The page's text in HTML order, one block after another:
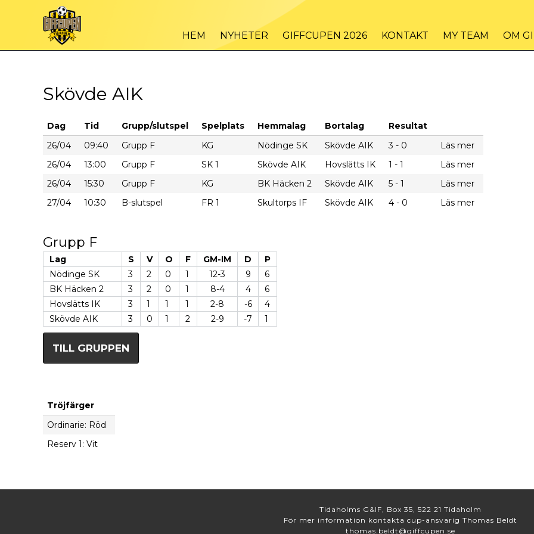
HEM NYHETER GIFFCUPEN 2026 KONTAKT MY TEAM OM
Skövde AIK
Dag Tid Grupp/slutspel Spelplats Hemmalag Bortalag
Resultat
26/04
09:40 Grupp F KG Nödinge SK Skövde AIK 3 - 0
Läs mer
26/04
13:00 Grupp F SK 1 Skövde AIK Hovslätts IK 1 - 1
Läs mer
26/04
15:30 Grupp F KG BK Häcken 2 Skövde AIK 5 - 1
Läs mer
27/04
10:30 B-slutspel FR 1 Skultorps IF Skövde AIK 4 - 0 Läs mer
Grupp F
Lag S V O F GM-IM D
P
Nödinge SK
3 2 0 1 12-3 9
6
BK Häcken 2
3 2 0 1 8-4 4
6
Hovslätts IK
3 1 1 1 2-8 -6
4
Skövde AIK
3 0 1 2 2-9 -7 1
TILL GRUPPEN
Tröjfärger
Ordinarie: Röd
Reserv 1: Vit
Tidaholms G&IF, Box 35, 522 21 Tidaholm
För mer information kontakta cup-ansvarig Thomas Beldt
thomas.beldt@giffcupen.se